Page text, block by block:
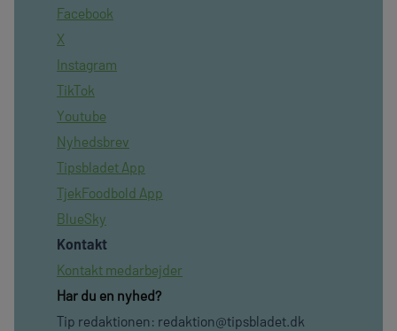
Facebook
X
Instagram
TikTok
Youtube
Nyhedsbrev
Tipsbladet App
TjekFoodbold App
BlueSky
Kontakt
Kontakt medarbejder
Har du en nyhed?
Tip redaktionen: redaktion@tipsbladet.dk